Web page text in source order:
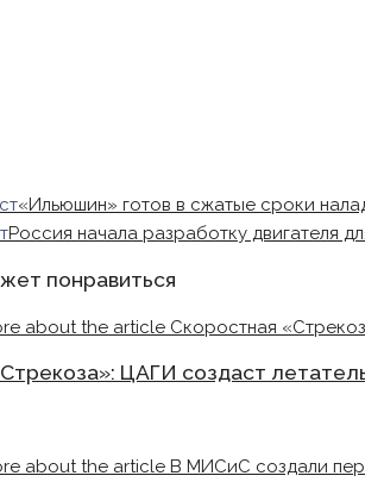
«Ильюшин» готов в сжатые сроки
Россия начала разработку двигателя
понравиться
ЦАГИ создаст